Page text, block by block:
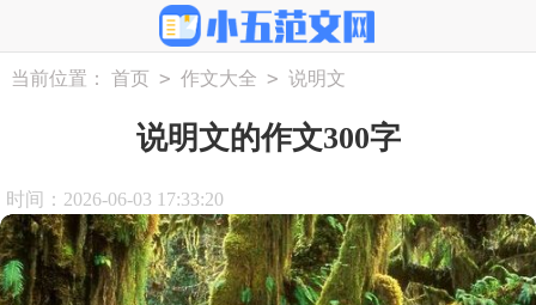
当前位置： 首页 > 作文大全 > 说明文
说明文的作文300字
时间：2026-06-03 17:33:20